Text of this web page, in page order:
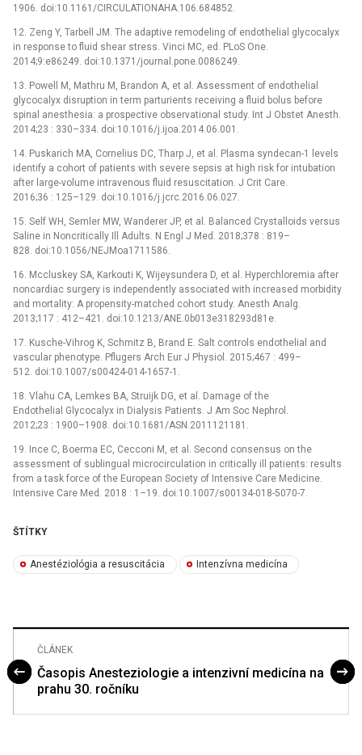
1906. doi:10.1161/CIRCULATIONAHA.106.684852.
12. Zeng Y, Tarbell JM. The adaptive remodeling of endothelial glycocalyx
in response to fluid shear stress. Vinci MC, ed. PLoS One.
2014;9:e86249. doi:10.1371/journal.pone.0086249.
13. Powell M, Mathru M, Brandon A, et al. Assessment of endothelial
glycocalyx disruption in term parturients receiving a fluid bolus before
spinal anesthesia: a prospective observational study. Int J Obstet Anesth.
2014;23 : 330–334. doi:10.1016/j.ijoa.2014.06.001.
14. Puskarich MA, Cornelius DC, Tharp J, et al. Plasma syndecan-1 levels
identify a cohort of patients with severe sepsis at high risk for intubation
after large-volume intravenous fluid resuscitation. J Crit Care.
2016;36 : 125–129. doi:10.1016/j.jcrc.2016.06.027.
15. Self WH, Semler MW, Wanderer JP, et al. Balanced Crystalloids versus
Saline in Noncritically Ill Adults. N Engl J Med. 2018;378 : 819–
828. doi:10.1056/NEJMoa1711586.
16. Mccluskey SA, Karkouti K, Wijeysundera D, et al. Hyperchloremia after
noncardiac surgery is independently associated with increased morbidity
and mortality: A propensity-matched cohort study. Anesth Analg.
2013;117 : 412–421. doi:10.1213/ANE.0b013e318293d81e.
17. Kusche-Vihrog K, Schmitz B, Brand E. Salt controls endothelial and
vascular phenotype. Pflugers Arch Eur J Physiol. 2015;467 : 499–
512. doi:10.1007/s00424-014-1657-1.
18. Vlahu CA, Lemkes BA, Struijk DG, et al. Damage of the
Endothelial Glycocalyx in Dialysis Patients. J Am Soc Nephrol.
2012;23 : 1900–1908. doi:10.1681/ASN.2011121181.
19. Ince C, Boerma EC, Cecconi M, et al. Second consensus on the
assessment of sublingual microcirculation in critically ill patients: results
from a task force of the European Society of Intensive Care Medicine.
Intensive Care Med. 2018 : 1–19. doi:10.1007/s00134-018-5070-7.
ŠTÍTKY
Anestéziológia a resuscitácia Intenzívna medicína
ČLÁNEK
Časopis Anesteziologie a intenzivní medicína na
prahu 30. ročníku